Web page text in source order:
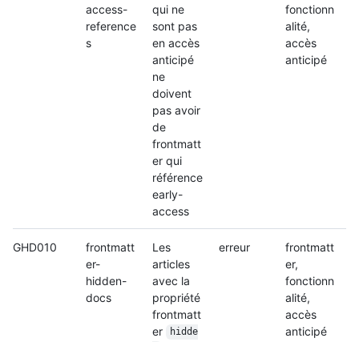
access-
reference
s
qui ne
sont pas
en accès
anticipé
ne
doivent
pas avoir
de
frontmatt
er qui
référence
early-
access
fonctionn
alité,
accès
anticipé
GHD010
frontmatt
er-
hidden-
docs
Les
articles
avec la
propriété
frontmatt
er
hidde
erreur
frontmatt
er,
fonctionn
alité,
accès
anticipé